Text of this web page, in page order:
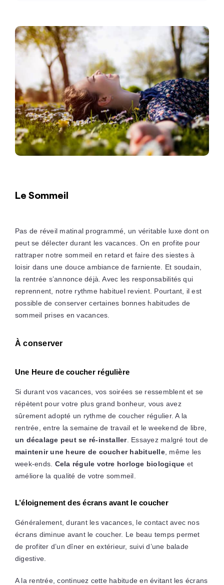
Le Sommeil
Pas de réveil matinal programmé, un véritable luxe dont on
peut se délecter durant les vacances. On en profite pour
rattraper notre sommeil en retard et faire des siestes à
loisir dans une douce ambiance de farniente. Et soudain,
la rentrée s’annonce déjà. Avec les responsabilités qui
reprennent, notre rythme habituel revient. Pourtant, il est
possible de conserver certaines bonnes habitudes de
sommeil prises en vacances.
À conserver
Une Heure de coucher régulière
Si durant vos vacances, vos soirées se ressemblent et se
répètent pour votre plus grand bonheur, vous avez
sûrement adopté un rythme de coucher régulier. A la
rentrée, entre la semaine de travail et le weekend de libre,
un décalage peut se ré-installer. Essayez malgré tout de
maintenir une heure de coucher habituelle, même les
week-ends. Cela régule votre horloge biologique et
améliore la qualité de votre sommeil.
L’éloignement des écrans avant le coucher
Généralement, durant les vacances, le contact avec nos
écrans diminue avant le coucher. Le beau temps permet
de profiter d’un dîner en extérieur, suivi d’une balade
digestive.
A la rentrée, continuez cette habitude en évitant les écrans